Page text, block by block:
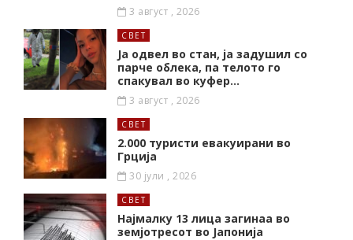
3 август , 2026
СВЕТ
Ја одвел во стан, ја задушил со
парче облека, па телото го
спакувал во куфер…
3 август , 2026
СВЕТ
2.000 туристи евакуирани во
Грција
30 јули , 2026
СВЕТ
Најмалку 13 лица загинаа во
земјотресот во Јапонија